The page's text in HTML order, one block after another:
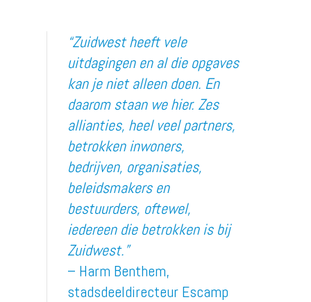
“Zuidwest heeft vele
uitdagingen en al die opgaves
kan je niet alleen doen. En
daarom staan we hier. Zes
allianties, heel veel partners,
betrokken inwoners,
bedrijven, organisaties,
beleidsmakers en
bestuurders, oftewel,
iedereen die betrokken is bij
Zuidwest.”
– Harm Benthem,
stadsdeeldirecteur Escamp